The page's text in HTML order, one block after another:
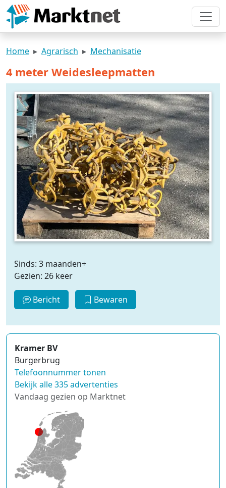
Home Agrarisch Mechanisatie
4 meter Weidesleepmatten
Sinds: 3 maanden+
Gezien: 26 keer
Bericht Bewaren
Kramer BV
Burgerbrug
Telefoonnummer tonen
Bekijk alle 335 advertenties
Vandaag gezien op Marktnet